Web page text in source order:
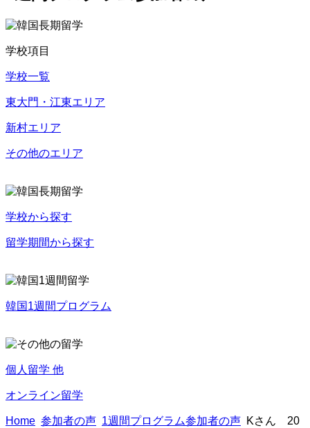
学校項目
学校一覧
東大門・江東エリア
新村エリア
その他のエリア
学校から探す
留学期間から探す
韓国1週間プログラム
個人留学 他
オンライン留学
Home 参加者の声 1週間プログラム参加者の声 Kさん 20